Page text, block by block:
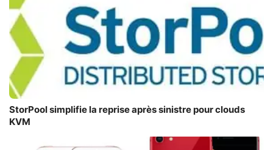
StorPool simplifie la reprise après sinistre pour clouds
KVM